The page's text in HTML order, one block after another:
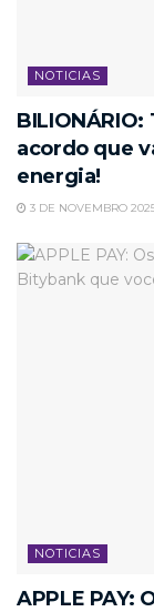
NOTICIAS
acordo que
energia!
3 DE NOVEMBRO
NOTICIAS
APPLE PAY: